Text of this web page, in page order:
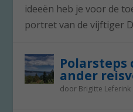
ideeën heb je voor de
portret van de vijftiger
Polarsteps
ander
door Brigitte Leferink